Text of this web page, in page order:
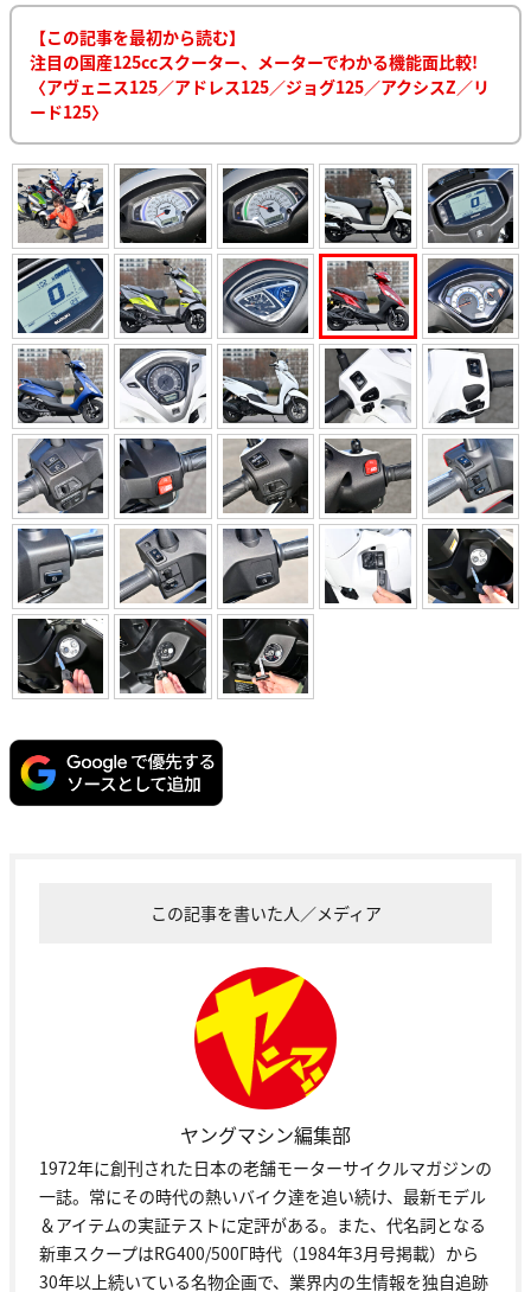
【この記事を最初から読む】
注目の国産125ccスクーター、メーターでわかる機能面比較!
〈アヴェニス125／アドレス125／ジョグ125／アクシスZ／リ
ード125〉
この記事を書いた人／メディア
ヤングマシン編集部
1972年に創刊された日本の老舗モーターサイクルマガジンの
一誌。常にその時代の熱いバイク達を追い続け、最新モデル
＆アイテムの実証テストに定評がある。また、代名詞となる
新車スクープはRG400/500Γ時代（1984年3月号掲載）から
30年以上続いている名物企画で、業界内の生情報を独自追跡